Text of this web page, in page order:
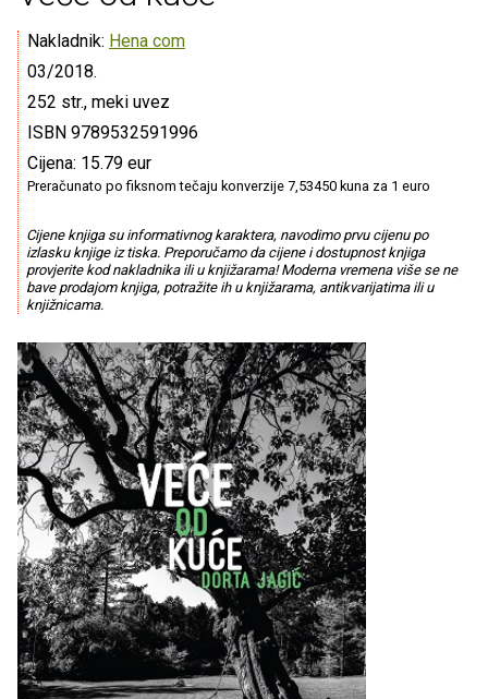
Nakladnik: Hena com
03/2018.
252 str., meki uvez
ISBN 9789532591996
Cijena: 15.79 eur
Preračunato po fiksnom tečaju konverzije 7,53450 kuna za 1 euro
Cijene knjiga su informativnog karaktera, navodimo prvu cijenu po
izlasku knjige iz tiska. Preporučamo da cijene i dostupnost knjiga
provjerite kod nakladnika ili u knjižarama! Moderna vremena više se ne
bave prodajom knjiga, potražite ih u knjižarama, antikvarijatima ili u
knjižnicama.